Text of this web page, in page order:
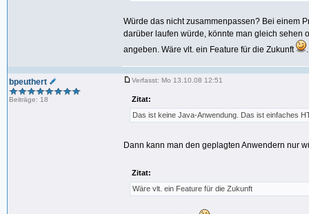
Würde das nicht zusammenpassen? Bei einem
darüber laufen würde, könnte man gleich sehen
angeben. Wäre vlt. ein Feature für die Zukunft
.
bpeuthert
Beiträge: 18
Verfasst: Mo 13.10.08 12:51
Zitat:
Das ist keine Java-Anwendung. Das ist einfaches
Dann kann man den geplagten Anwendern nur
Zitat:
Wäre vlt. ein Feature für die Zukunft